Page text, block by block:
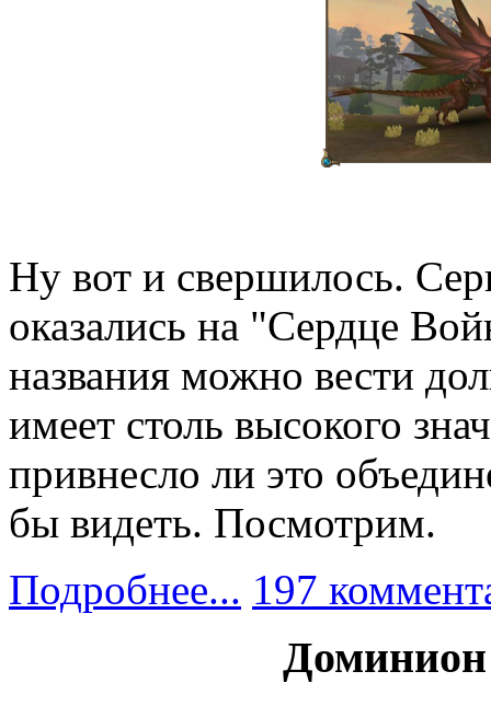
Ну вот и свершилось.
оказались на "Сердце
названия можно вести
имеет столь высокого
привнесло ли это
бы видеть. Посмотрим.
Подробнее... 197
Доминион